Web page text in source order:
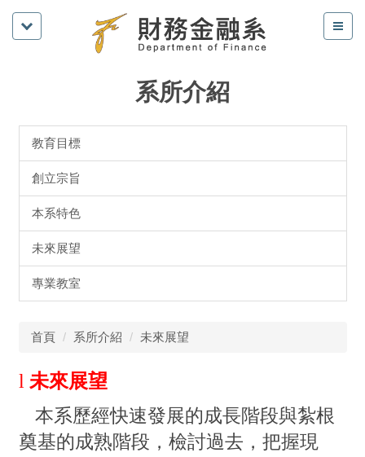
系所介紹
教育目標
創立宗旨
本系特色
未來展望
專業教室
首頁 系所介紹 未來展望
l 未來展望
本系歷經快速發展的成長階段與紮根
奠基的成熟階段，檢討過去，把握現